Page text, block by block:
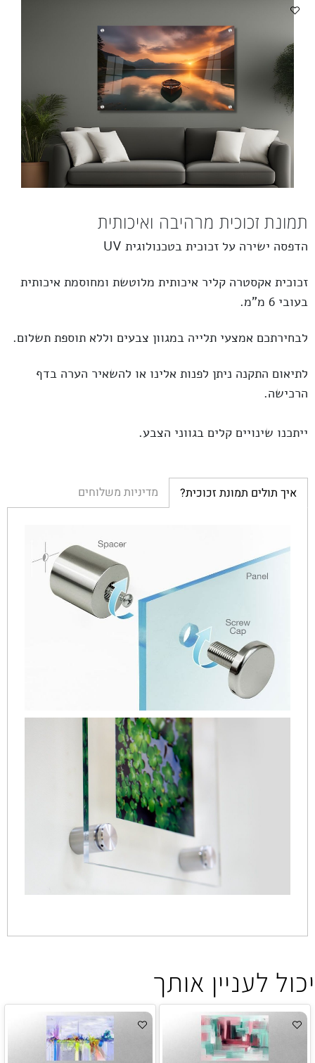
תמונת זכוכית מרהיבה ואיכותית
הדפסה ישירה על זכוכית בטכנולוגית UV
זכוכית אקסטרה קליר איכותית מלוטשת ומחוסמת איכותית
בעובי 6 מ”מ.
לבחירתכם אמצעי תלייה במגוון צבעים וללא תוספת תשלום.
לתיאום התקנה ניתן לפנות אלינו או להשאיר הערה בדף
הרכישה.
ייתכנו שינויים קלים בגווני הצבע.
איך תולים תמונת זכוכית? מדיניות משלוחים
יכול לעניין אותך